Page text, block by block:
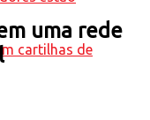
uma rede